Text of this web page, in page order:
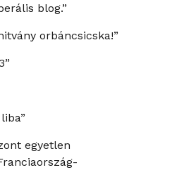
blog.”
orbáncsicska!”
egyetlen